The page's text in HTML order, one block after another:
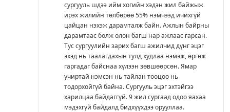
сургууль шдээ ийм хогийн хэдэн жил байжыж
ирэх жилийн төлбөрөө 55% нэмчээд ичихгүй
цайцан нэхэж дарамталж байн. Ажлын байрны
дарамтаас болж олон багш нар ажлаас гарсан.
Тус сургуулийн зарих багш ажилчид дүнг эцэг
эхэд нь таалагдахын тулд худлаа нэмэж, өргөж
гаргадаг байснаа хүлээн зөвшөөрсөн. Ямар
учиртай нэмсэн нь тайлан тооцоо нь
тодорхойгүй байна. Сургууль эцэг эхтэйгээ
харилцаа байдаггүй. 9 жил сургаад одоо яахаа
мэдэхгүй байдалд бидхүүхдээ орууллаа.